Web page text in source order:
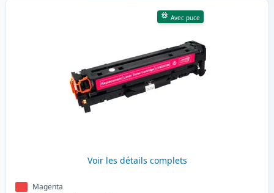
Avec puce
Voir les détails complets
Magenta